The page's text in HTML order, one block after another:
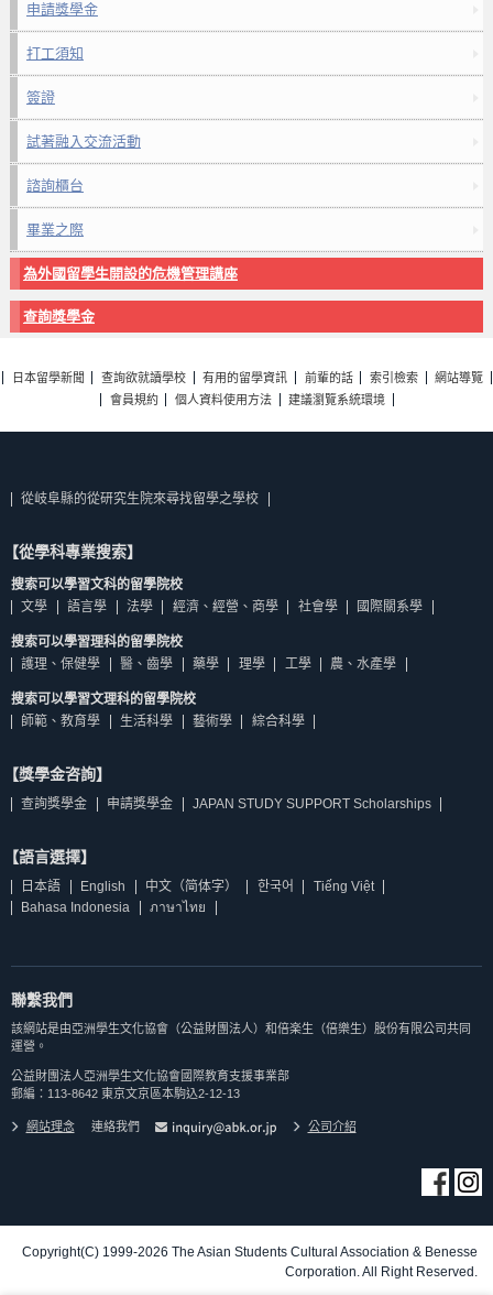
申請獎學金
打工須知
簽證
試著融入交流活動
諮詢櫃台
畢業之際
為外國留學生開設的危機管理講座
查詢獎學金
日本留學新聞 查詢欲就讀學校 有用的留學資訊 前輩的話 索引檢索
網站導覽
會員規約
個人資料使用方法 建議瀏覽系統環境
從岐阜縣的從研究生院來尋找留學之學校
【從學科專業搜索】
搜索可以學習文科的留學院校
文學
語言學 法學 經濟、經營、商學 社會學 國際關系學
搜索可以學習理科的留學院校
護理、保健學
醫、齒學 藥學 理學 工學 農、水產學
搜索可以學習文理科的留學院校
師範、教育學
生活科學 藝術學 綜合科學
【獎學金咨詢】
查詢獎學金 申請獎學金 JAPAN STUDY SUPPORT Scholarships
【語言選擇】
日本語 English 中文（简体字） 한국어
Tiếng Việt
Bahasa Indonesia
ภาษาไทย
聯繫我們
該網站是由亞洲學生文化協會（公益財團法人）和倍楽生（倍樂生）股份有限公司共同
運營。
公益財團法人亞洲學生文化協會國際教育支援事業部
郵編：113-8642 東京文京區本駒込2-12-13
網站理念 連絡我們 公司介紹
Copyright(C) 1999-2026 The Asian Students Cultural Association & Benesse
Corporation. All Right Reserved.